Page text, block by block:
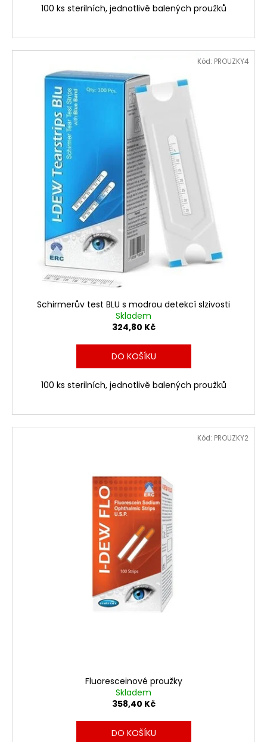
100 ks sterilních, jednotlivě balených proužků
Schirmerův test BLU s modrou detekcí slzivosti
Skladem
324,80 Kč
DO KOŠÍKU
100 ks sterilních, jednotlivě balených proužků
Kód: PROUZKY4
Fluoresceinové proužky
Skladem
358,40 Kč
DO KOŠÍKU
Kód: PROUZKY2